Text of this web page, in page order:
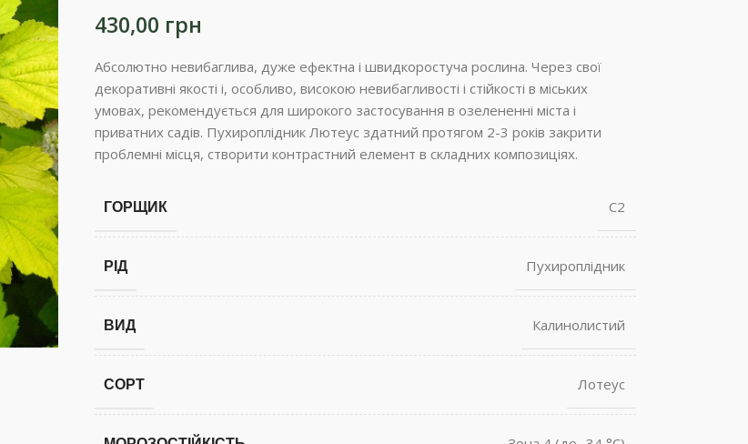
430,00 грн
Абсолютно невибаглива, дуже ефектна і швидкоростуча рослина. Через свої
декоративні якості і, особливо, високою невибагливості і стійкості в міських
умовах, рекомендується для широкого застосування в озелененні міста і
приватних садів. Пухироплідник Лютеус здатний протягом 2-3 років закрити
проблемні місця, створити контрастний елемент в складних композиціях.
ГОРЩИК С2
РІД Пухироплідник
ВИД Калинолистий
СОРТ Лотеус